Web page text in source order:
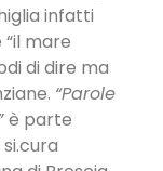
infatti
mare
di dire ma
“Parole
è parte